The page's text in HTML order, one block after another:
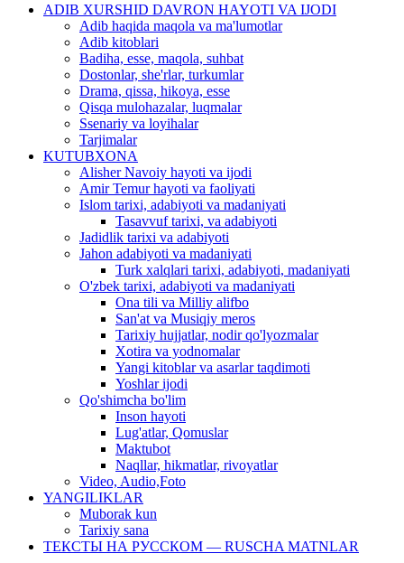
ADIB XURSHID DAVRON HAYOTI VA IJODI
Adib haqida maqola va ma'lumotlar
Adib kitoblari
Badiha, esse, maqola, suhbat
Dostonlar, she'rlar, turkumlar
Drama, qissa, hikoya, esse
Qisqa mulohazalar, luqmalar
Ssenariy va loyihalar
Tarjimalar
KUTUBXONA
Alisher Navoiy hayoti va ijodi
Amir Temur hayoti va faoliyati
Islom tarixi, adabiyoti va madaniyati
Tasavvuf tarixi, va adabiyoti
Jadidlik tarixi va adabiyoti
Jahon adabiyoti va madaniyati
Turk xalqlari tarixi, adabiyoti, madaniyati
O'zbek tarixi, adabiyoti va madaniyati
Ona tili va Milliy alifbo
San'at va Musiqiy meros
Tarixiy hujjatlar, nodir qo'lyozmalar
Xotira va yodnomalar
Yangi kitoblar va asarlar taqdimoti
Yoshlar ijodi
Qo'shimcha bo'lim
Inson hayoti
Lug'atlar, Qomuslar
Maktubot
Naqllar, hikmatlar, rivoyatlar
Video, Audio,Foto
YANGILIKLAR
Muborak kun
Tarixiy sana
ТЕКСТЫ НА РУССКОМ — RUSCHA MATNLAR